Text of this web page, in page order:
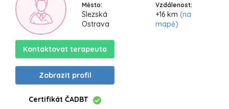
Město:
Slezská
Ostrava
Vzdálenost:
+16 km (na
mapě)
Kontaktovat terapeuta
Zobrazit profil
Certifikát ČADBT